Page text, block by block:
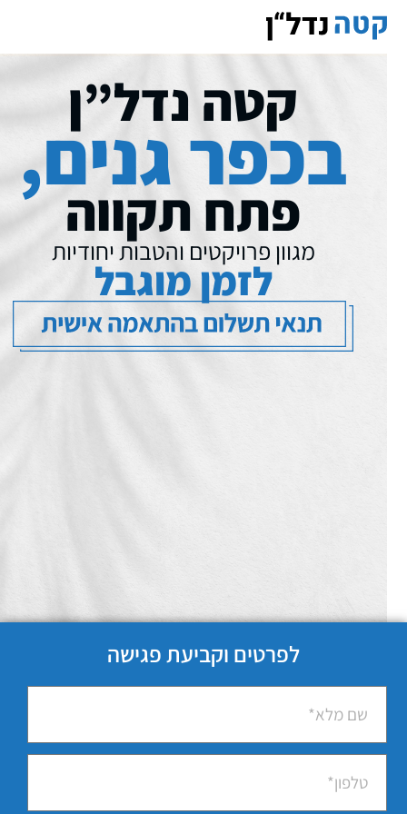
קטה נדל”ן
בכפר גנים,
פתח תקווה
מגוון פרויקטים והטבות יחודיות
לזמן מוגבל
לפרטים וקביעת פגישה